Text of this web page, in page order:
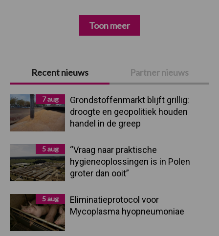
Primaire
Sidebar
Recent nieuws Partner nieuws
7 aug
Grondstoffenmarkt blijft grillig:
droogte en geopolitiek houden
handel in de greep
5 aug
“Vraag naar praktische
hygieneoplossingen is in Polen
groter dan ooit”
5 aug
Eliminatieprotocol voor
Mycoplasma hyopneumoniae
Toon meer